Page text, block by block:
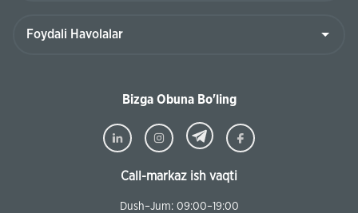
Bizga Obuna Bo'ling
Call-markaz ish vaqti
Dush–Jum: 09:00–19:00